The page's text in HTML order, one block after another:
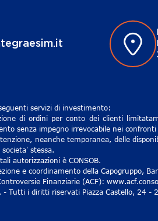
servizi di investimento:
di ordini per conto dei clienti
senza impegno irrevocabile nei
neanche temporanea, delle
stessa.
autorizzazioni è CONSOB.
e coordinamento della Capogruppo,
Finanziarie (ACF):
Tutti i diritti riservati Piazza Castello, 24 -